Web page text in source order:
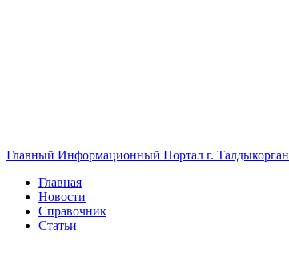
Главный Информационный Портал г. Талдыкорган
Главная
Новости
Справочник
Статьи